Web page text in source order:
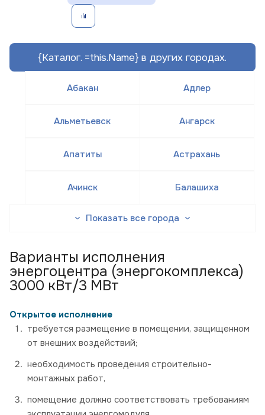
{Каталог. =this.Name} в других городах.
Абакан Адлер
Альметьевск Ангарск
Апатиты Астрахань
Ачинск Балашиха
Показать все города
Варианты исполнения
энергоцентра (энергокомплекса)
3000 кВт/3 МВт
Открытое исполнение
требуется размещение в помещении, защищенном
от внешних воздействий;
необходимость проведения строительно-
монтажных работ,
помещение должно соответствовать требованиям